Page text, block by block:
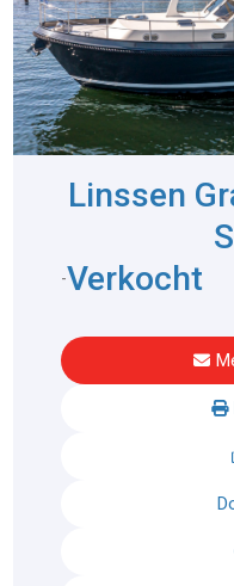
Linssen
-Verkocht